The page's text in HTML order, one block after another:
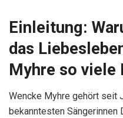
Einleitung:
das
Myhre so viele
Wencke Myhre gehört seit
bekanntesten Sängerinnen